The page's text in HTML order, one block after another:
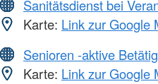
Sanitätsdienst bei
Karte: Link zur Google
Senioren -aktive
Karte: Link zur Google